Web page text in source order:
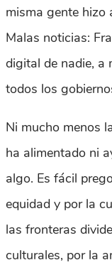
misma gente hizo
Malas noticias:
digital de nadie, a
todos los
Ni mucho menos
ha alimentado ni
algo. Es fácil
equidad y por la
las fronteras
culturales, por la